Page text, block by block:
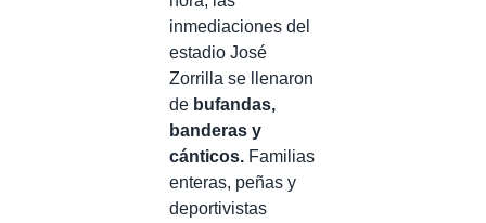
inmediaciones del
estadio José
Zorrilla se llenaron
de bufandas,
banderas y
cánticos. Familias
enteras, peñas y
deportivistas